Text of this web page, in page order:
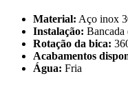
Material: Aço inox
Instalação:
Rotação da bica:
Acabamentos
Água: Fria